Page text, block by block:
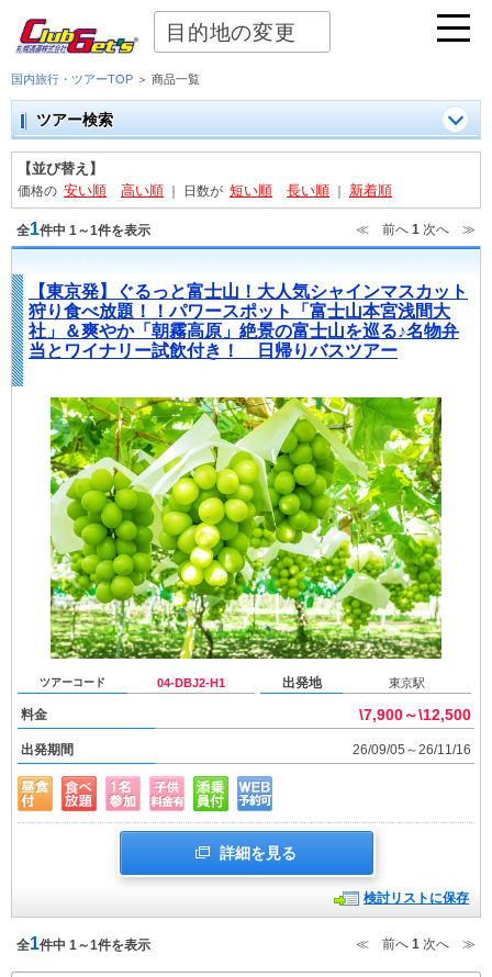
目的地の変更
国内旅行・ツアーTOP ＞ 商品一覧
ツアー検索
【並び替え】
価格の 安い順 高い順 日数が 短い順 長い順 新着順
全1件中 1～1件を表示 ≪ 前へ 1 次へ ≫
【東京発】ぐるっと富士山！大人気シャインマスカット
狩り食べ放題！！パワースポット「富士山本宮浅間大
社」＆爽やか「朝霧高原」絶景の富士山を巡る♪名物弁
当とワイナリー試飲付き！ 日帰りバスツアー
ツアーコード 04-DBJ2-H1 出発地 東京駅
料金 \7,900～\12,500
出発期間 26/09/05～26/11/16
詳細を見る
検討リストに保存
全1件中 1～1件を表示 ≪ 前へ 1 次へ ≫